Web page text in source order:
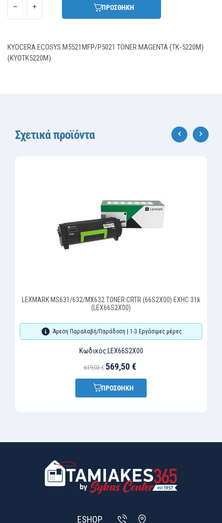
ΠΡΟΣΘΗΚΗ
KYOCERA ECOSYS M5521MFP/P5021 TONER MAGENTA (TK-5220M)
(KYOTK5220M)
Σχετικά προϊόντα
LEXMARK MS631/632/MX632 TONER CRTR (66S2X00) EXHC 31k
(LEX66S2X00)
Άμεση Παραλαβή/Παράδοση | 1-3 Εργάσιμες μέρες
Κωδικός:LEX66S2X00
619,03 € 569,50 €
ΠΡΟΣΘΗΚΗ
ESHOP